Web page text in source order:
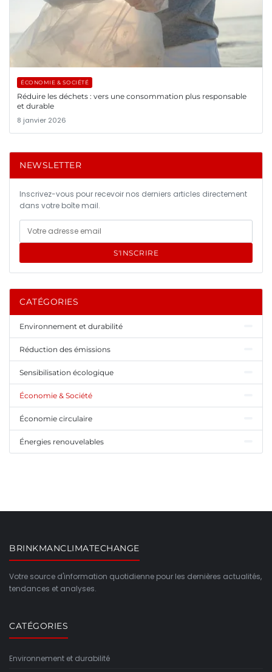
ÉCONOMIE & SOCIÉTÉ
Réduire les déchets : vers une consommation plus responsable
et durable
8 janvier 2026
NEWSLETTER
Inscrivez-vous pour recevoir nos derniers articles directement
dans votre boîte mail.
S'INSCRIRE
CATÉGORIES
Environnement et durabilité
Réduction des émissions
Sensibilisation écologique
Économie & Société
Économie circulaire
Énergies renouvelables
BRINKMANCLIMATECHANGE
Votre source d'information quotidienne pour les dernières actualités,
tendances et analyses.
CATÉGORIES
Environnement et durabilité